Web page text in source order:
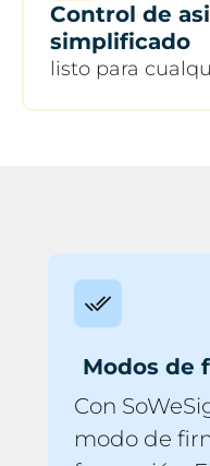
Control de
simplificado
listo para
Modos de
Con
modo de